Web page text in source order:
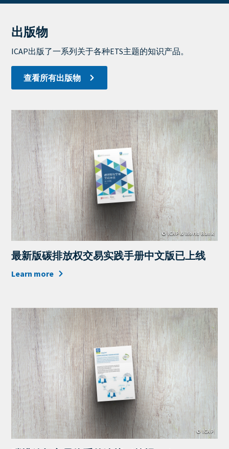
View出版物
ICAP出版了一系列关于各种ETS主题的知识产品。
查看所有出版物
Cover
Image
© ICAP & World Bank
最新版碳排放权交易实践手册中文版已上线
Learn more
Cover
Image
© ICAP